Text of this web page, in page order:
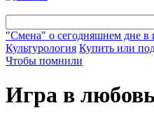
"Смена" о сегодняшнем дне в
Культурология Купить или
Чтобы помнили
Игра в